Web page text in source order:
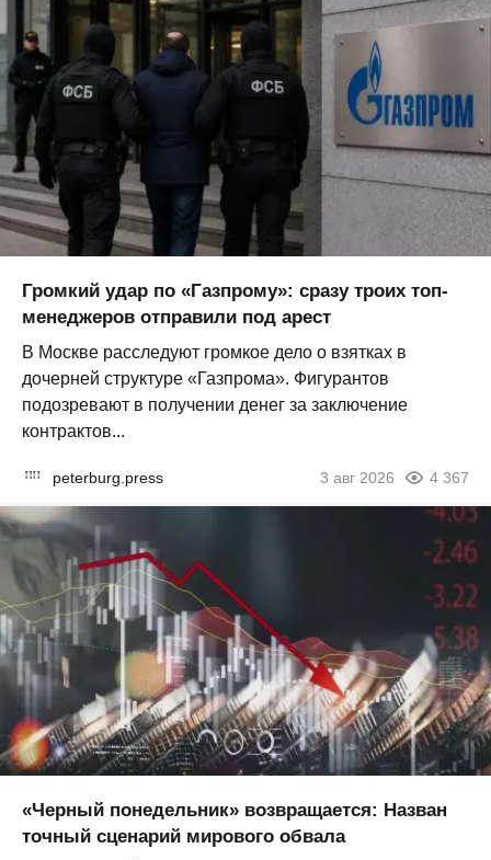
Громкий удар по «Газпрому»: сразу троих топ-
менеджеров отправили под арест
В Москве расследуют громкое дело о взятках в
дочерней структуре «Газпрома». Фигурантов
подозревают в получении денег за заключение
контрактов...
peterburg.press 3 авг 2026 4 367
«Черный понедельник» возвращается: Назван
точный сценарий мирового обвала